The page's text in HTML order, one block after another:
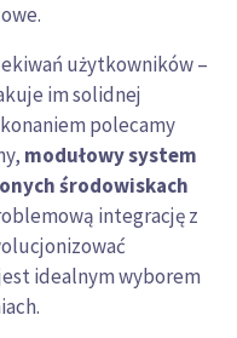
użytkowników –
im solidnej
polecamy
modułowy system
środowiskach
integrację z
idealnym wyborem